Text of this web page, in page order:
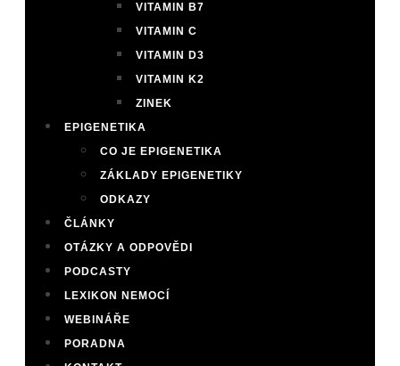
VITAMIN B7
VITAMIN C
VITAMIN D3
VITAMIN K2
ZINEK
EPIGENETIKA
CO JE EPIGENETIKA
ZÁKLADY EPIGENETIKY
ODKAZY
ČLÁNKY
OTÁZKY A ODPOVĚDI
PODCASTY
LEXIKON NEMOCÍ
WEBINÁŘE
PORADNA